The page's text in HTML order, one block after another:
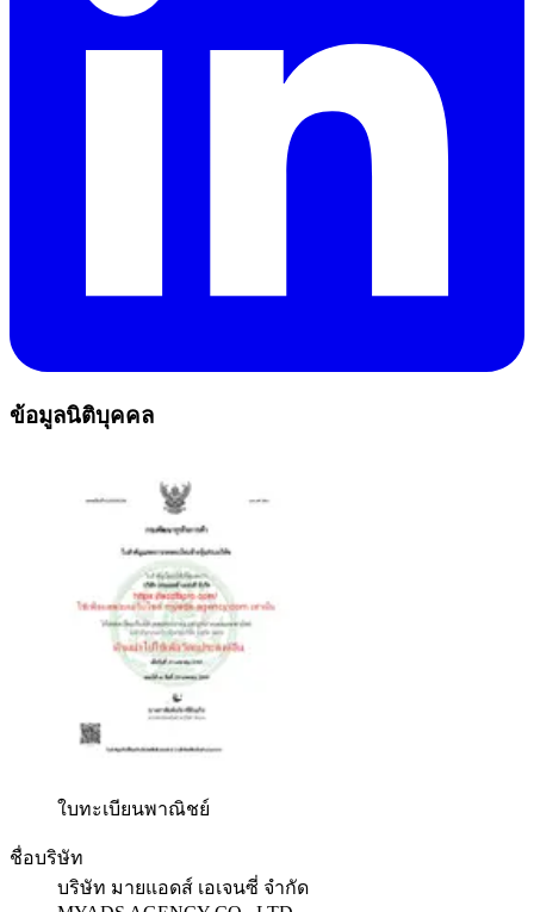
ข้อมูลนิติบุคคล
ใบทะเบียนพาณิชย์
ชื่อบริษัท
บริษัท มายแอดส์ เอเจนซี่ จำกัด